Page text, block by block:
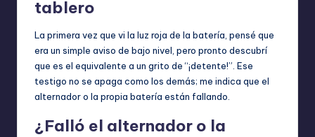
tablero
La primera vez que vi la luz roja de la batería, pensé que
era un simple aviso de bajo nivel, pero pronto descubrí
que es el equivalente a un grito de “¡detente!”. Ese
testigo no se apaga como los demás; me indica que el
alternador o la propia batería están fallando.
¿Falló el alternador o la